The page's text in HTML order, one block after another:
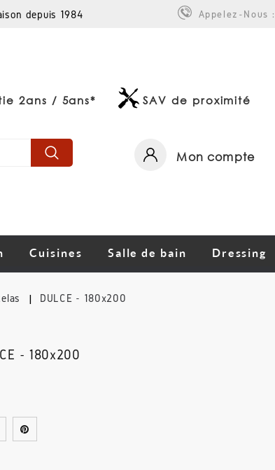
depuis 1984 Appelez-Nous :
Mon compte
2ans / 5ans* SAV de proximité
Cuisines Salle de bain Dressing
DULCE - 180x200
- 180x200